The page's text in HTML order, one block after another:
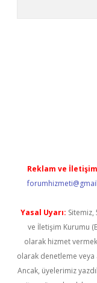
Reklam ve
Yasal Uyarı: Sitemiz,
ve İletişim Kurumu
olarak hizmet
olarak denetleme veya
Ancak, üyelerimiz